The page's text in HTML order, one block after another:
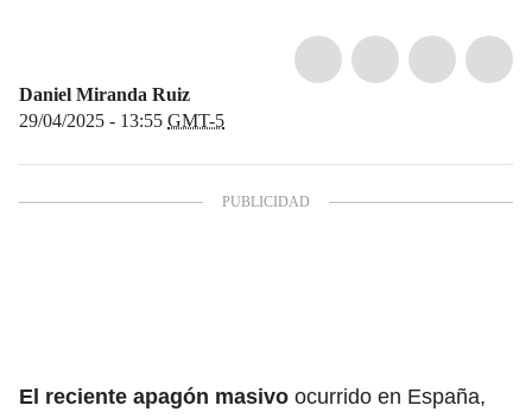
Daniel Miranda Ruiz
29/04/2025 - 13:55 GMT-5
El reciente apagón masivo ocurrido en España,